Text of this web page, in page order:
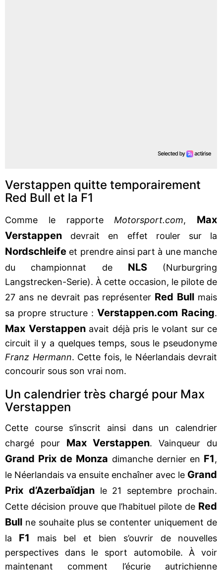
Verstappen quitte temporairement
Red Bull et la F1
Comme le rapporte Motorsport.com, Max
Verstappen devrait en effet rouler sur la
Nordschleife et prendre ainsi part à une manche
du championnat de NLS(Nurburgring
Langstrecken-Serie). À cette occasion, le pilote de
27 ans ne devrait pas représenter Red Bull mais
sa propre structure : Verstappen.com Racing.
Max Verstappenavait déjà pris le volant sur ce
circuit il y a quelques temps, sous le pseudonyme
Franz Hermann. Cette fois, le Néerlandais devrait
concourir sous son vrai nom.
Un calendrier très chargé pour Max
Verstappen
Cette course s’inscrit ainsi dans un calendrier
chargé pour Max Verstappen. Vainqueur du
Grand Prix de Monza dimanche dernier en F1,
le Néerlandais va ensuite enchaîner avec le Grand
Prix d’Azerbaïdjanle 21 septembre prochain.
Cette décision prouve que l’habituel pilote de Red
Bull ne souhaite plus se contenter uniquement de
la
F1
mais bel et bien s’ouvrir de nouvelles
perspectives dans le sport automobile. À voir
maintenant comment l’écurie autrichienne